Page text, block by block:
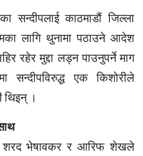
सन्दीपलाई काठमाडौं जिल्ला
लागि थुनामा पठाउने आदेश
रहेर मुद्दा लड्न पाउनुपर्ने माग
एक किशोरीले
।
शरद भेषावकर र आरिफ शेखले